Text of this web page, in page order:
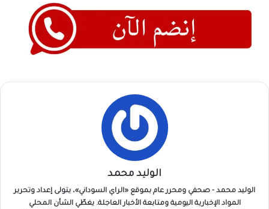
الوليد محمد
الوليد محمد - صحفي ومحرر عام بموقع «الراي السوداني»، يتولى إعداد وتحرير
المواد الإخبارية اليومية ومتابعة الأخبار العاجلة. يغطّي الشأن المحلي